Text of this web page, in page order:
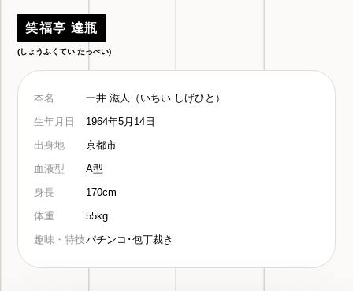
笑福亭 達瓶
(しょうふくてい たっぺい)
本名
一井 滋人（いちい しげひと）
生年月日
1964年5月14日
出身地
京都市
血液型
A型
身長
170cm
体重
55kg
趣味・特技パチンコ･包丁裁き